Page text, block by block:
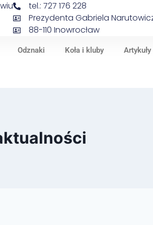
tel.: 727 176 228
Prezydenta Gabriela
88-110 Inowrocław
Odznaki Koła i kluby Artykuły